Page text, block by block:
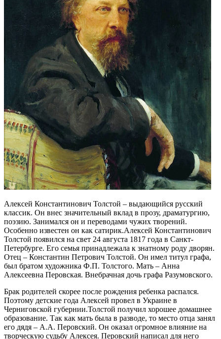
Алексей Константинович Толстой – выдающийся русский
классик. Он внес значительный вклад в прозу, драматургию,
поэзию. Занимался он и переводами чужих творений.
Особенно известен он как сатирик.Алексей Константинович
Толстой появился на свет 24 августа 1817 года в Санкт-
Петербурге. Его семья принадлежала к знатному роду дворян.
Отец – Константин Петрович Толстой. Он имел титул графа,
был братом художника Ф.П. Толстого. Мать – Анна
Алексеевна Перовская. Внебрачная дочь графа Разумовского.
Брак родителей скорее после рождения ребенка распался.
Поэтому детские года Алексей провел в Украине в
Черниговской губернии.Толстой получил хорошее домашнее
образование. Так как мать была в разводе, то место отца занял
его дядя – А.А. Перовский. Он оказал огромное влияние на
творческую судьбу Алексея. Перовский написал для него